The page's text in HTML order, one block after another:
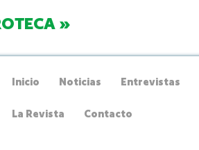
»
Inicio Noticias Entrevistas
La Revista Contacto